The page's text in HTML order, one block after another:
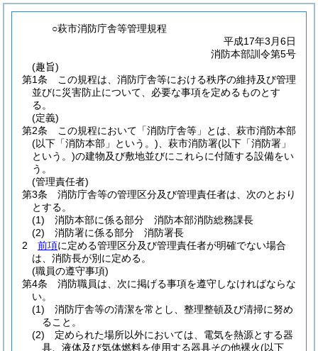
○萩市消防庁舎等管理規程
平成17年3月6日
消防本部訓令第5号
(趣旨)
第1条
この規程は、消防庁舎等における秩序の維持及び管理
並びに災害防止について、必要な事項を定めるものとす
る。
(定義)
第2条
この規程において「消防庁舎等」とは、萩市消防本部
(以下「消防本部」という。) 、萩市消防署(以下「消防署」
という。)の建物及び敷地並びにこれらに付随する設備をい
う。
(管理責任者)
第3条
消防庁舎等の管理区分及び管理責任者は、次のとおり
とする。
(1)
消防本部に係る部分 消防本部消防総務課長
(2)
消防署に係る部分 消防署長
2
前項に定める管理区分及び管理責任者が明確でない場合
は、消防長が別に定める。
(職員の遵守事項)
第4条
消防職員は、次に掲げる事項を遵守しなければならな
い。
(1)
消防庁舎等の清潔を常とし、整理整頓及び清掃に努め
ること。
(2)
定められた場所以外においては、電気を熱源とする器
具、液体及び気体燃料を使用する器具その他裸火(以下